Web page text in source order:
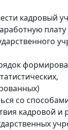
кадровый
со
кадровой и